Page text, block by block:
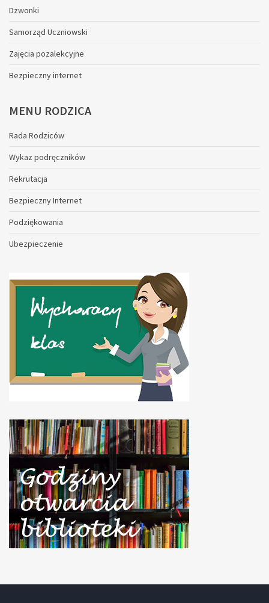
Dzwonki
Samorząd Uczniowski
Zajęcia pozalekcyjne
Bezpieczny internet
MENU RODZICA
Rada Rodziców
Wykaz podręczników
Rekrutacja
Bezpieczny Internet
Podziękowania
Ubezpieczenie